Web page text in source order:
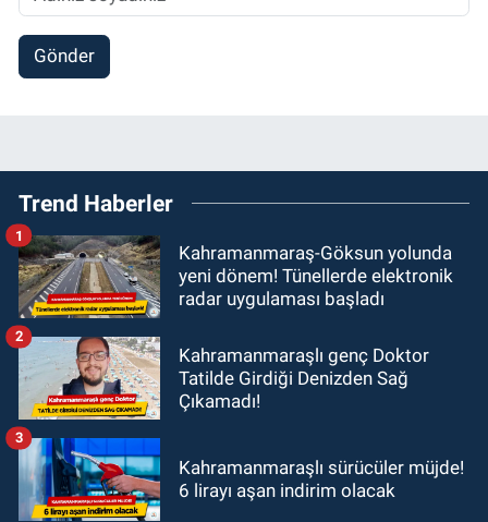
Gönder
Trend Haberler
Kahramanmaraş-Göksun yolunda
yeni dönem! Tünellerde elektronik
radar uygulaması başladı
1
Kahramanmaraşlı genç Doktor
Tatilde Girdiği Denizden Sağ
Çıkamadı!
2
Kahramanmaraşlı sürücüler müjde!
6 lirayı aşan indirim olacak
3